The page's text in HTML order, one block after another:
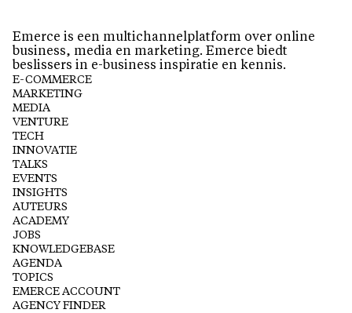
Emerce is een multichannelplatform over online
business, media en marketing. Emerce biedt
beslissers in e-business inspiratie en kennis.
E-COMMERCE
MARKETING
MEDIA
VENTURE
TECH
INNOVATIE
TALKS
EVENTS
INSIGHTS
AUTEURS
ACADEMY
JOBS
KNOWLEDGEBASE
AGENDA
TOPICS
EMERCE ACCOUNT
AGENCY FINDER